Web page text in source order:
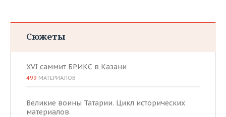
Сюжеты
XVI саммит БРИКС в Казани
499 МАТЕРИАЛОВ
Великие воины Татарии. Цикл исторических
материалов